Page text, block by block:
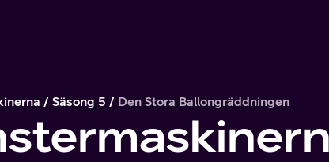
Säsong 5 Den Stora Ballongräddningen